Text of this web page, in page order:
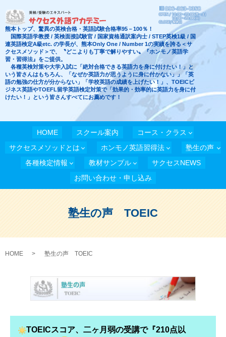
熊本トップ、驚異の英検合格・英語試験合格率95－100％！
国際英語学教授 / 英検面接試験官 / 国家資格通訳案内士 / STEP英検1級 / 国
連英語検定A級etc. の学長が、熊本Only One / Number 1の実績を誇る＜サ
クセスメソッド＞で、〝どこよりも丁寧で解りやすい〟『ホンモノ英語学
習・習得法』をご提供。
各種英検対策や大学入試に「絶対合格できる英語力を身に付けたい！」と
いう皆さんはもちろん、「なぜか英語力が思うように身に付かない」」「英
語の勉強の仕方が分からない」「学校英語の成績を上げたい！」、TOEICビ
ジネス英語やTOEFL留学英語検定対策で「効果的・効率的に英語力を身に付
けたい！」という皆さんすべてにお薦めです！
HOME スクール案内
コース・クラス
サクセスメソッドとは
ホンモノ英語習得法
塾生の声
各種検定情報
教材サンプル
サクセスNEWS
お問い合わせ・申し込み
塾生の声 TOEIC
HOME 塾生の声 TOEIC
TOEICスコア、二ヶ月弱の受講で『210点以